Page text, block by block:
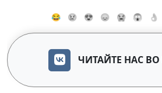
😂 😢 😍 😞 😭 😱 👌
ЧИТАЙТЕ НАС ВО